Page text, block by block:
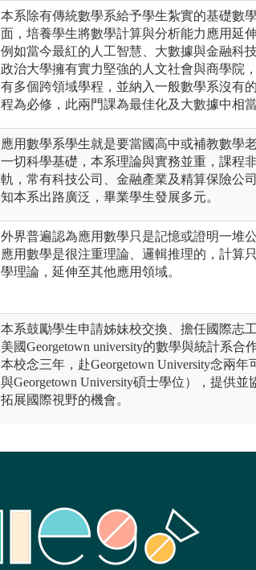
本系除有傳統數學系給予學生紮實的基礎數
面，培養學生將數學計算與分析能力應用延
例如當今最紅的人工智慧、大數據與金融科技
政治大學擁有實力堅強的人文社會與商學院
有多個跨領域學程，並納入一般數學系沒有
程為必修，此兩門課為最佳化及大數據中相
應用數學系學生就是要當國高中或補教數學
一切科學基礎，本系理論與實務並重，課程
軌，常有科技公司、金融產業及精算保險公
知本系出路廣泛，畢業學生發展多元。
外界普遍認為應用數學只是記憶或證明一堆
應用數學是很注重理論、邏輯推理的，計算
學理論，延伸至其他應用領域。
本系鼓勵學生申請姊妹校交換、擔任國際志
美國Georgetown university的數學與統計系合
本校念三年，赴Georgetown University念兩
與Georgetown University碩士學位），提供並
拓展國際視野的機會。